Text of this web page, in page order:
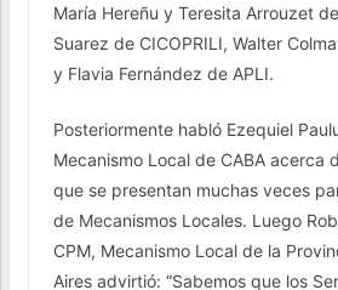
María Hereñu y Teresita Arrouzet
Suarez de CICOPRILI, Walter
y Flavia Fernández de APLI.
Posteriormente habló Ezequiel
Mecanismo Local de CABA acerca
que se presentan muchas veces
de Mecanismos Locales. Luego
CPM, Mecanismo Local de la
Aires advirtió: “Sabemos que los